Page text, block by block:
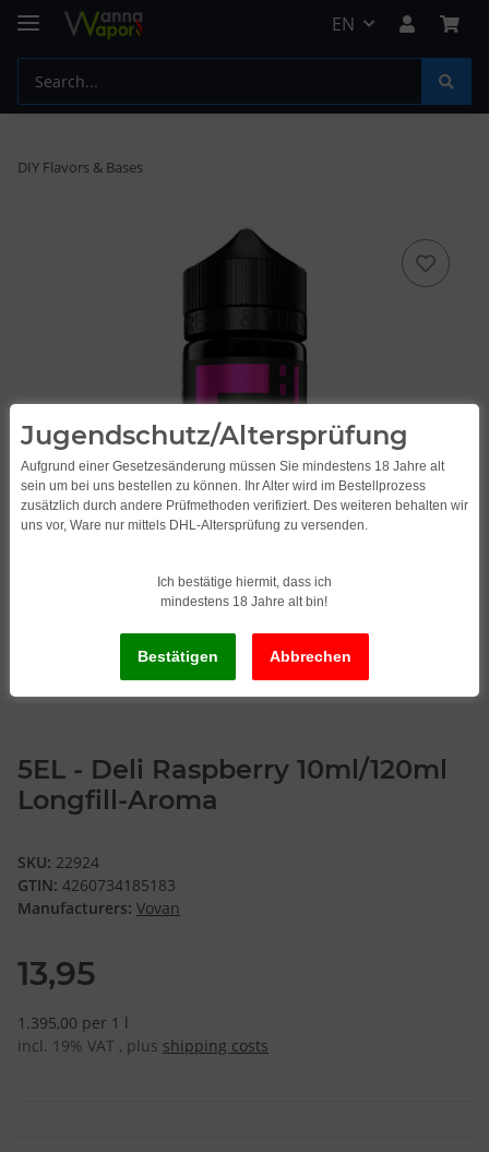
EN
DIY Flavors & Bases
5EL - Deli Raspberry 10ml/120ml
Longfill-Aroma
SKU: 22924
GTIN: 4260734185183
Manufacturers: Vovan
13,95
1.395,00 per 1 l
incl. 19% VAT , plus shipping costs
Jugendschutz/Altersprüfung
Aufgrund einer Gesetzesänderung müssen Sie mindestens 18 Jahre alt
sein um bei uns bestellen zu können. Ihr Alter wird im Bestellprozess
zusätzlich durch andere Prüfmethoden verifiziert. Des weiteren behalten wir
uns vor, Ware nur mittels DHL-Altersprüfung zu versenden.
Ich bestätige hiermit, dass ich
mindestens 18 Jahre alt bin!